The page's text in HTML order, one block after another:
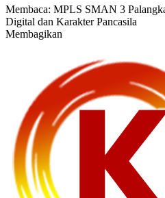
Membaca: MPLS SMAN 3
Digital dan Karakter Pancasila
Membagikan